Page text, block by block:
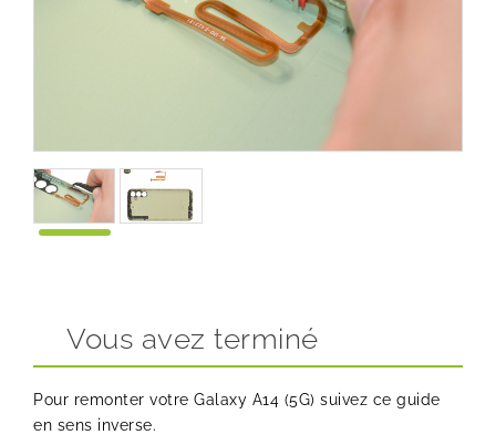
Vous avez terminé
Pour remonter votre Galaxy A14 (5G) suivez ce guide
en sens inverse.